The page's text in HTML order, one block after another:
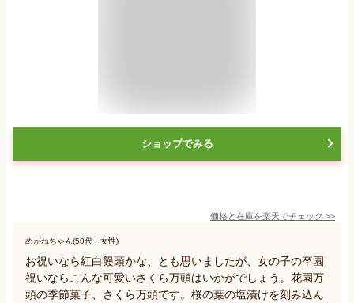
ショップでみる
価格と在庫を楽天でチェック >>
めがねちゃん(50代・女性)
お祝いなら紅白饅頭かな、とも思いましたが、女の子の卒園
祝いならこんな可愛いさくら万頭はいかがでしょう。花園万
頭の季節菓子、さくら万頭です。桜の葉の塩漬けを刻み込ん